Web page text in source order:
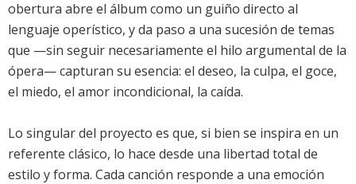
obertura abre el álbum como un guiño directo al
lenguaje operístico, y da paso a una sucesión de temas
que —sin seguir necesariamente el hilo argumental de la
ópera— capturan su esencia: el deseo, la culpa, el goce,
el miedo, el amor incondicional, la caída.
Lo singular del proyecto es que, si bien se inspira en un
referente clásico, lo hace desde una libertad total de
estilo y forma. Cada canción responde a una emoción